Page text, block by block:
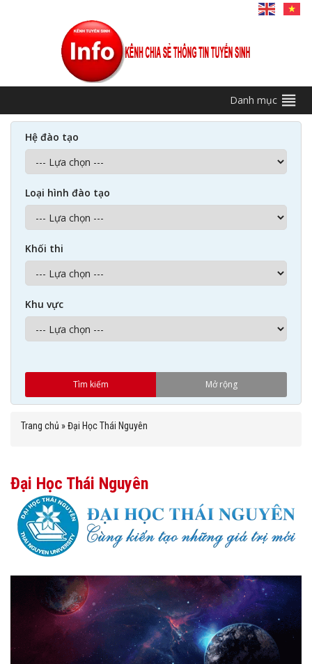
Danh mục
Hệ đào tạo
Loại hình đào tạo
Khối thi
Khu vực
Trang chủ »Đại Học Thái Nguyên
Đại Học Thái Nguyên